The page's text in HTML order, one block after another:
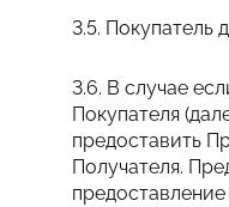
3.5. Покупатель
3.6. В случае
Покупателя
предоставить
Получателя.